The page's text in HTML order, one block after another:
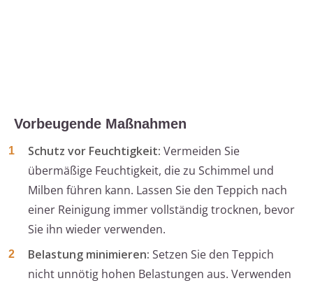
Vorbeugende Maßnahmen
Schutz vor Feuchtigkeit: Vermeiden Sie
übermäßige Feuchtigkeit, die zu Schimmel und
Milben führen kann. Lassen Sie den Teppich nach
einer Reinigung immer vollständig trocknen, bevor
Sie ihn wieder verwenden.
Belastung minimieren: Setzen Sie den Teppich
nicht unnötig hohen Belastungen aus. Verwenden